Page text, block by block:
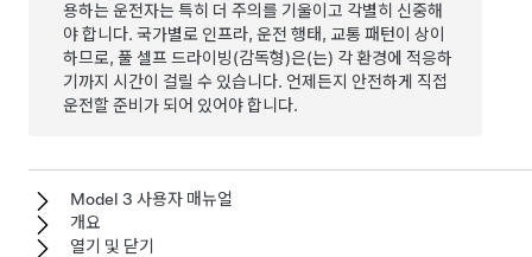
용하는 운전자는 특히 더 주의를 기울이고 각별히 신중해
야 합니다. 국가별로 인프라, 운전 행태, 교통 패턴이 상이
하므로,풀 셀프 드라이빙(감독형)은(는) 각 환경에 적응하
기까지 시간이 걸릴 수 있습니다. 언제든지 안전하게 직접
운전할 준비가 되어 있어야 합니다.
Model 3 사용자 매뉴얼
개요
열기 및 닫기